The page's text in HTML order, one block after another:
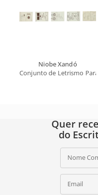
Niobe Xandó
Conjunto de Letrismo
Quer
do
Nome
Email